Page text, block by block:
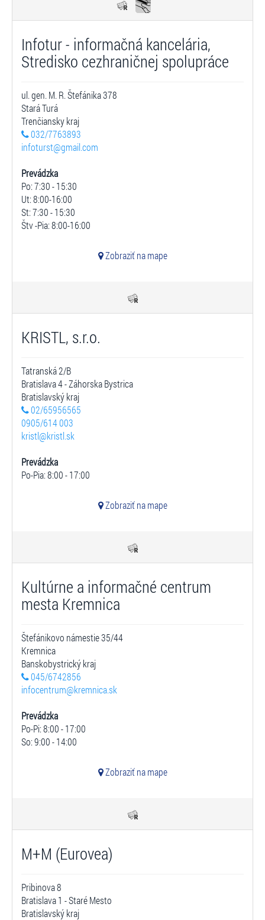
Infotur - informačná kancelária,
Stredisko cezhraničnej spolupráce
ul. gen. M. R. Štefánika 378
Stará Turá
Trenčiansky kraj
032/7763893
infoturst@gmail.com
Prevádzka
Po: 7:30 - 15:30
Ut: 8:00-16:00
St: 7:30 - 15:30
Štv -Pia: 8:00-16:00
Zobraziť na mape
KRISTL, s.r.o.
Tatranská 2/B
Bratislava 4 - Záhorska Bystrica
Bratislavský kraj
02/65956565
0905/614 003
kristl@kristl.sk
Prevádzka
Po-Pia: 8:00 - 17:00
Zobraziť na mape
Kultúrne a informačné centrum
mesta Kremnica
Štefánikovo námestie 35/44
Kremnica
Banskobystrický kraj
045/6742856
infocentrum@kremnica.sk
Prevádzka
Po-Pi: 8:00 - 17:00
So: 9:00 - 14:00
Zobraziť na mape
M+M (Eurovea)
Pribinova 8
Bratislava 1 - Staré Mesto
Bratislavský kraj